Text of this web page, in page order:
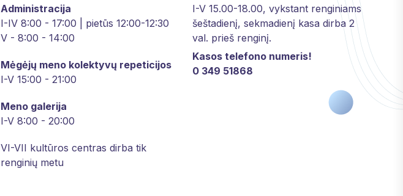
Administracija
I-IV 8:00 - 17:00 | pietūs 12:00-12:30
V - 8:00 - 14:00
Mėgėjų meno kolektyvų repeticijos
I-V 15:00 - 21:00
Meno galerija
I-V 8:00 - 20:00
VI-VII kultūros centras dirba tik
renginių metu
I-V 15.00-18.00, vykstant renginiams
šeštadienį, sekmadienį kasa dirba 2
val. prieš renginį.
Kasos telefono numeris!
0 349 51868